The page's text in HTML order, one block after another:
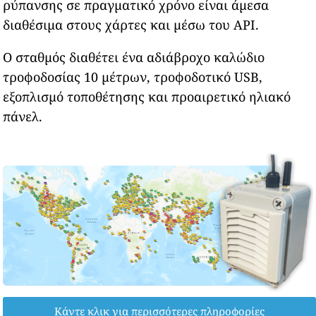
ρύπανσης σε πραγματικό χρόνο είναι άμεσα
διαθέσιμα στους χάρτες και μέσω του API.
Ο σταθμός διαθέτει ένα αδιάβροχο καλώδιο
τροφοδοσίας 10 μέτρων, τροφοδοτικό USB,
εξοπλισμό τοποθέτησης και προαιρετικό ηλιακό
πάνελ.
Κάντε κλικ για περισσότερες πληροφορίες